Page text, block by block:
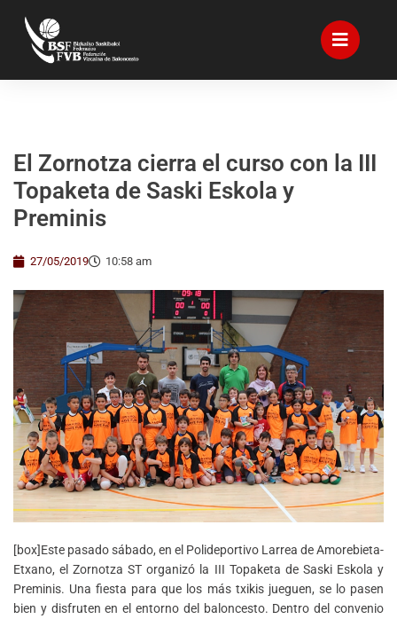
El Zornotza cierra el curso con la III
Topaketa de Saski Eskola y
Preminis
27/05/2019 10:58 am
[box]Este pasado sábado, en el Polideportivo Larrea de Amorebieta-
Etxano, el Zornotza ST organizó la III Topaketa de Saski Eskola y
Preminis. Una fiesta para que los más txikis jueguen, se lo pasen
bien y disfruten en el entorno del baloncesto. Dentro del convenio